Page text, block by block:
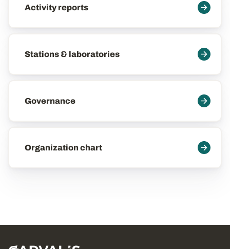
Activity reports
Stations & laboratories
Governance
Organization chart